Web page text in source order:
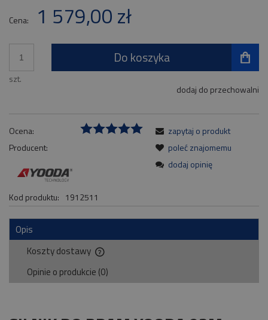
Cena: 1 579,00 zł
szt.
Do koszyka
dodaj do przechowalni
Ocena:
Producent:
Kod produktu: 1912511
zapytaj o produkt
poleć znajomemu
dodaj opinię
Opis
Koszty dostawy
Cena nie zawiera ewentualnych kosztów płatności
Opinie o produkcie (0)